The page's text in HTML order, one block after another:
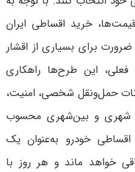
خرید اقساطی ایران
برای بسیاری از اقشار
این طرح‌ها راهکاری
حمل‌ونقل شخصی، امنیت،
شهری و بین‌شهری محسوب
خودرو به‌عنوان یک
خواهد ماند و هر روز با